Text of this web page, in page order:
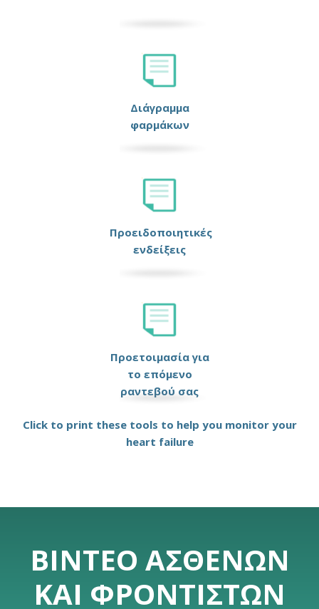
Διάγραμμα
φαρμάκων
Προειδοποιητικές
ενδείξεις
Προετοιμασία για
το επόμενο
ραντεβού σας
Click to print these tools to help you monitor your
heart failure
ΒΊΝΤΕΟ ΑΣΘΕΝΏΝ
ΚΑΙ ΦΡΟΝΤΙΣΤΏΝ